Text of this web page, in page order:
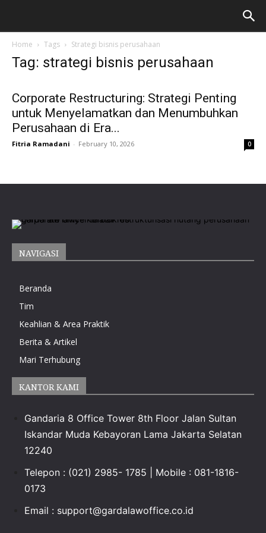
Home Tags Strategi bisnis perusahaan
Tag: strategi bisnis perusahaan
Corporate Restructuring: Strategi Penting
untuk Menyelamatkan dan Menumbuhkan
Perusahaan di Era...
Fitria Ramadani - February 10, 2026 0
NAVIGASI
Beranda
Tim
Keahlian & Area Praktik
Berita & Artikel
Mari Terhubung
KANTOR KAMI
Gandaria 8 Office Tower 8th Floor Jalan Sultan
Iskandar Muda Kebayoran Lama Jakarta Selatan
12240
Telepon : (021) 2985- 1785 | Mobile : 081-1816-
0173
Email : support@gardalawoffice.co.id